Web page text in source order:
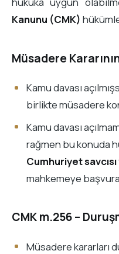
Kanunu (CMK)
Müsadere
Kamu davası
birlikte müsadere
Kamu davası
rağmen bu konuda
Cumhuriyet savcısı
mahkemeye
CMK m.256 –
Müsadere kararları